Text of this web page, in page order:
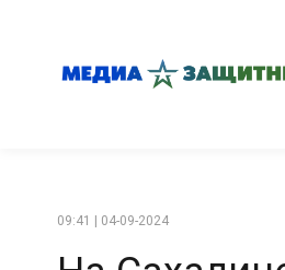
09:41 | 04-09-2024